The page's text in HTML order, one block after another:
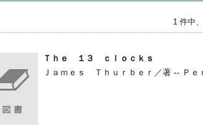
1 件中
Ｔｈｅ １３ ｃｌｏｃｋｓ
Ｊａｍｅｓ Ｔｈｕｒｂｅｒ／著 -- Ｐｅ